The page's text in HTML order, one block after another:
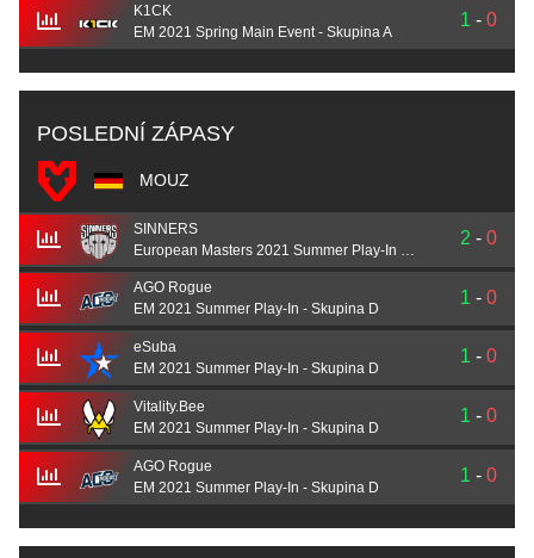
K1CK
EM 2021 Spring Main Event - Skupina A
1 - 0
POSLEDNÍ ZÁPASY
MOUZ
SINNERS
2 - 0
AGO Rogue
EM 2021 Summer Play-In - Skupina D
1 - 0
eSuba
EM 2021 Summer Play-In - Skupina D
1 - 0
Vitality.Bee
EM 2021 Summer Play-In - Skupina D
1 - 0
AGO Rogue
EM 2021 Summer Play-In - Skupina D
1 - 0